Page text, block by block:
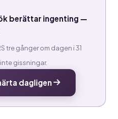
berättar ingenting —
tre gånger om dagen i 31
gissningar.
dagligen